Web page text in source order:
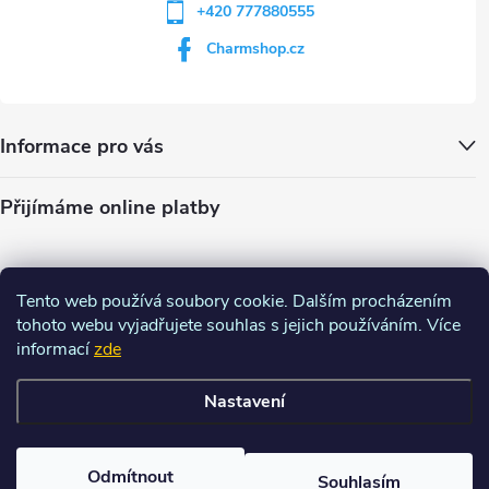
Tento web používá soubory cookie. Dalším procházením
tohoto webu vyjadřujete souhlas s jejich používáním. Více
informacízde
Nastavení
Odmítnout Souhlasím
+420 777880555
Charmshop.cz
Informace pro vás
Přijímáme online platby
nastavení cookies